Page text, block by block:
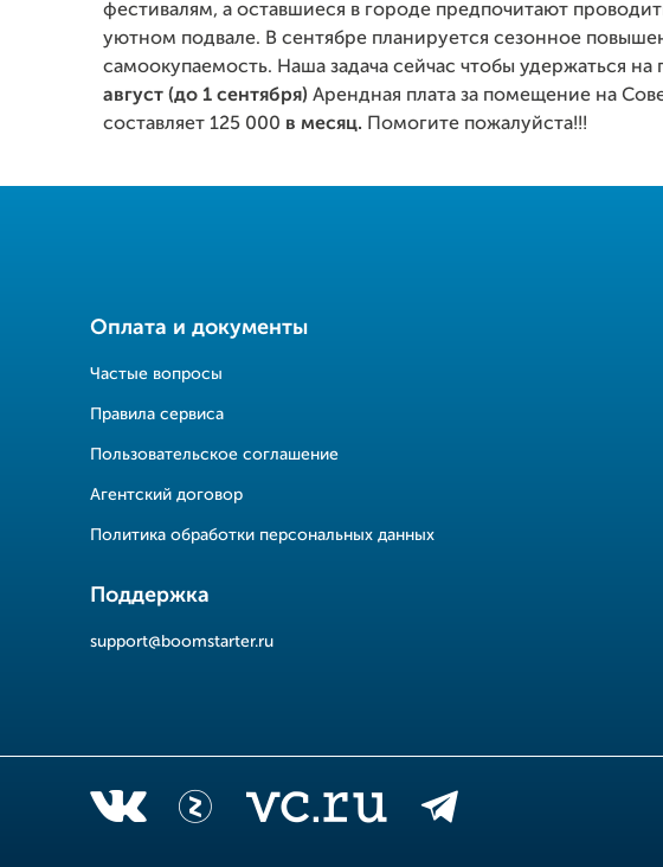
фестивалям, а оставшиеся в городе предпочитают
уютном подвале. В сентябре планируется сезонное
самоокупаемость. Наша задача сейчас чтобы удержаться на
август (до 1 сентября) Арендная плата за помещение на
составляет 125 000 в месяц. Помогите пожалуйста!!!
Оплата и документы
Частые вопросы
Правила сервиса
Пользовательское соглашение
Агентский договор
Политика обработки персональных данных
Поддержка
support@boomstarter.ru